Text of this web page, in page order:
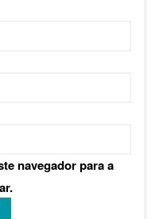
navegador para a